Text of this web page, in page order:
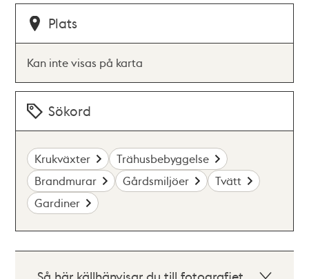
Plats
Kan inte visas på karta
Sökord
Krukväxter
Trähusbebyggelse
Brandmurar
Gårdsmiljöer
Tvätt
Gardiner